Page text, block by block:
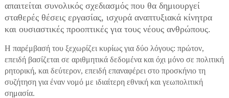
απαιτείται συνολικός σχεδιασμός που θα δημιουργεί
σταθερές θέσεις εργασίας, ισχυρά αναπτυξιακά κίνητρα
και ουσιαστικές προοπτικές για τους νέους ανθρώπους.
Η παρέμβασή του ξεχωρίζει κυρίως για δύο λόγους: πρώτον,
επειδή βασίζεται σε αριθμητικά δεδομένα και όχι μόνο σε πολιτική
ρητορική, και δεύτερον, επειδή επαναφέρει στο προσκήνιο τη
συζήτηση για έναν νομό με ιδιαίτερη εθνική και γεωπολιτική
σημασία.